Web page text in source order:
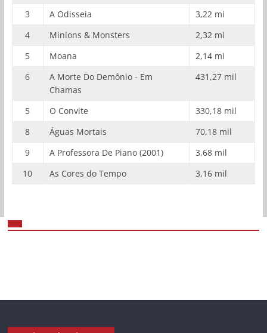
3
A Odisseia
3,22 mi
4
Minions & Monsters
2,32 mi
5
Moana
2,14 mi
6
A Morte Do Demônio - Em
Chamas
431,27 mil
5 O Convite
330,18 mil
8
Águas Mortais
70,18 mil
9
A Professora De Piano (2001)
3,68 mil
10
As Cores do Tempo 3,16 mil